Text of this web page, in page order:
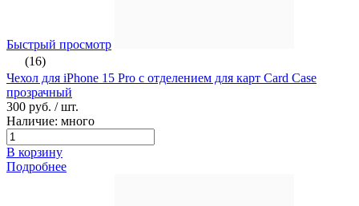
Быстрый просмотр
(16)
Чехол для iPhone 15 Pro с отделением для карт Card Case
прозрачный
300 руб. / шт.
Наличие: много
В корзину
Подробнее